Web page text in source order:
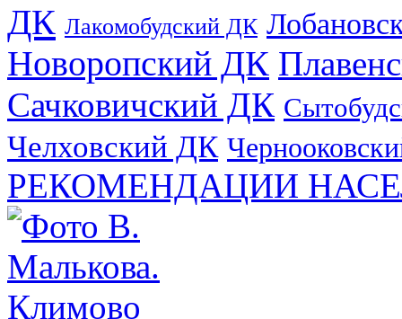
ДК Лакомобудский ДК
Новоропский ДК
Сачковичский ДК
Челховский ДК
РЕКОМЕНДАЦИИ